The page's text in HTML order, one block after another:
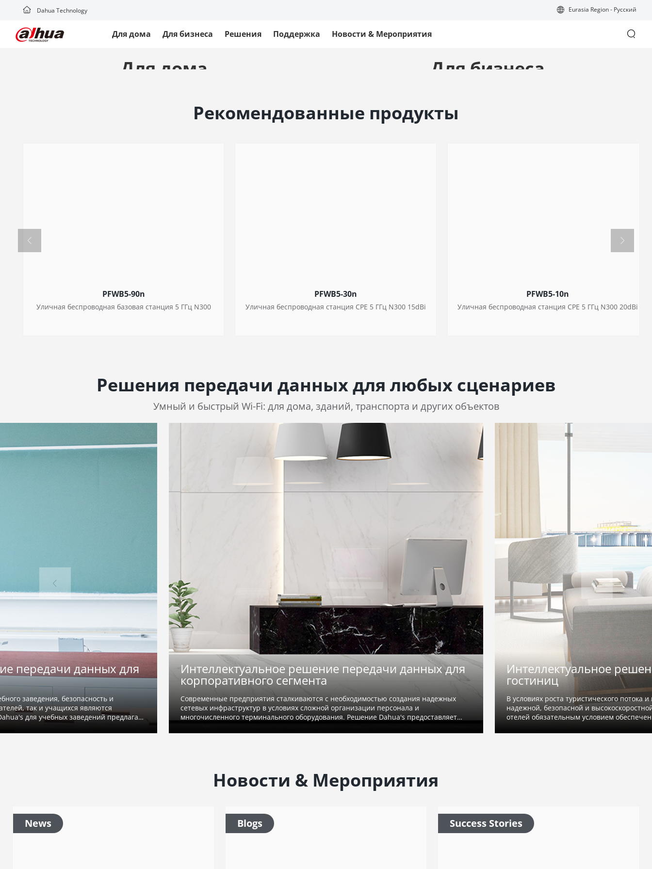
Dahua Technology Eurasia Region - Русский
Для дома Для бизнеса Решения Поддержка Новости & Мероприятия
Для дома Для бизнеса
Рекомендованные продукты
PFWB5-90n
Уличная беспроводная базовая станция 5 ГГц N300
PFWB5-30n
Уличная беспроводная станция CPE 5 ГГц N300 15dBi
PFWB5-10n
Уличная беспроводная станция CPE 5 ГГц N300 20dBi
Решения передачи данных для любых сценариев
Умный и быстрый Wi-Fi: для дома, зданий, транспорта и других объектов
данных для
безопасность и
и учащихся являются
заведений предлагает
Интеллектуальное решение передачи данных для
корпоративного сегмента
Современные предприятия сталкиваются с необходимостью создания надежных
сетевых инфраструктур в условиях сложной организации персонала и
многочисленного терминального оборудования. Решение Dahua's предоставляет
корпоративных сетей.
Интеллектуальное решение
гостиниц
В условиях роста туристического потока и
надежной, безопасной и высокоскоростной сетевой
отелей обязательным условием обеспечения
Новости & Мероприятия
News Blogs Success Stories